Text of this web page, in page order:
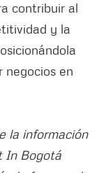
contribuir al
y la
negocios en
la información
In Bogotá